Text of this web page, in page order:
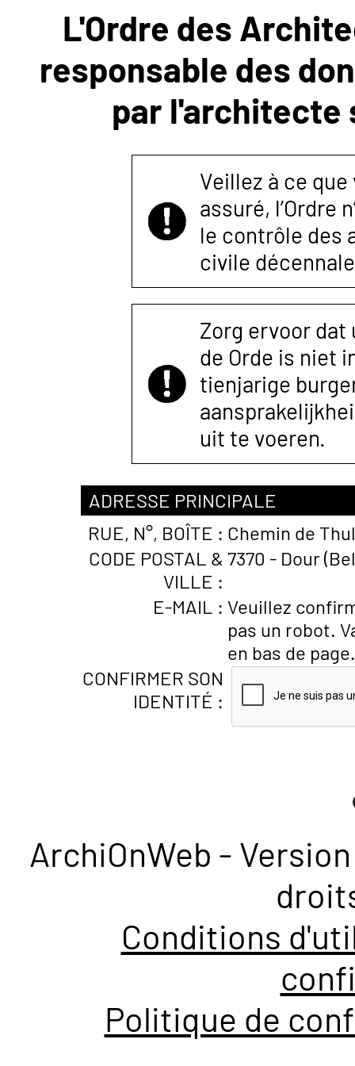
NOUS
CONTACTER
L'Ordre des
responsable des
par l'architecte
Veillez à ce
assuré, l’Ordre
le contrôle des
civile
Zorg ervoor
de Orde is niet
tienjarige
uit te voeren.
ADRESSE PRINCIPALE
RUE, N°, BOÎTE : Chemin de
CODE POSTAL &
VILLE :
7370 - Dour
E-MAIL : Veuillez
pas un robot.
en bas de page.
CONFIRMER SON
IDENTITÉ :
ArchiOnWeb -
Conditions
Politique de